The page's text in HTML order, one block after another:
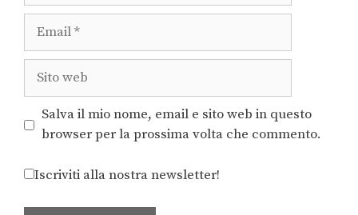
Salva il mio nome, email e sito web in questo
browser per la prossima volta che commento.
Iscriviti alla nostra newsletter!